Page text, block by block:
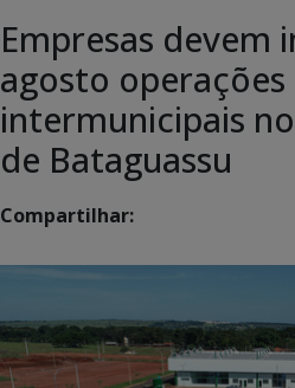
Empresas devem
agosto operações
intermunicipais
de Bataguassu
Compartilhar: